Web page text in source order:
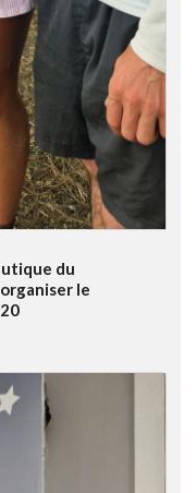
du
le